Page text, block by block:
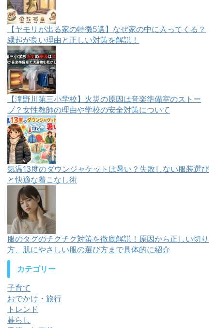
【ヤモリが出る家の特徴5選】なぜ家の中に入ってくる？
縁起が良い理由と正しい対策を解説！
【滝野川第三小学校】火災の原因は音楽準備室のストー
ブ？女性教師の理由や学校の安全対策について
気温13度のダウンジャケットは暑い？失敗しない服装選び
と快適な着こなし術
服のタグのチクチク対策を徹底解説！原因から正しい切り
方、肌にやさしい服の選び方まで具体的に紹介
カテゴリー
子育て
おでかけ・旅行
トレンド
暮らし